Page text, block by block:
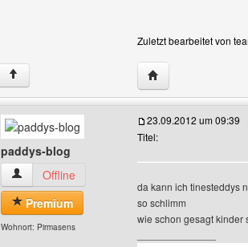
Zuletzt bearbeitet von
↑ Website dieses
paddys-blog
paddys-blog Benutzer-Profile anzeigen
Offline
Premium
Wohnort: Pirmasens
23.09.2012 um 09:39
Titel:
da kann ich tinesteddys
so schlimm
wie schon gesagt kinder